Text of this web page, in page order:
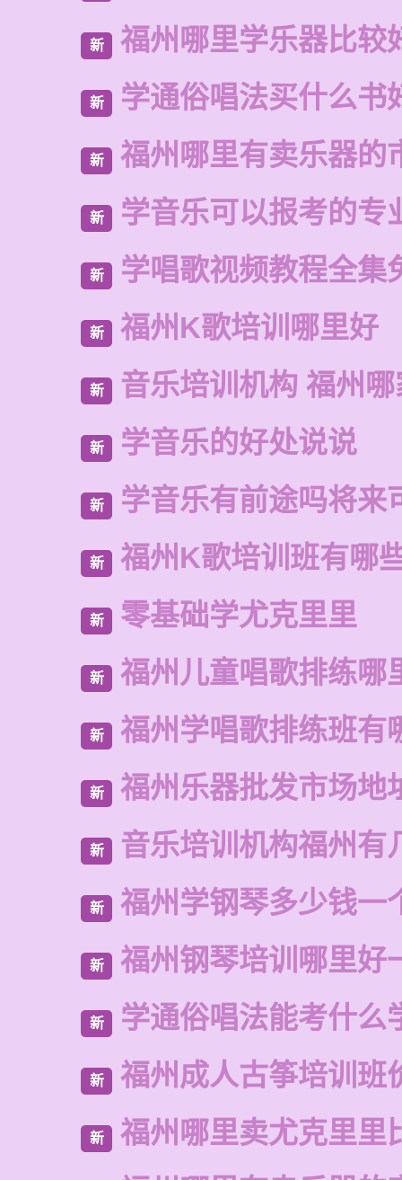
新 福州哪里学乐器比较
新 学通俗唱法买什么书
新 福州哪里有卖乐器的
新 学音乐可以报考的专
新 学唱歌视频教程全集
新 福州K歌培训哪里好
新 音乐培训机构 福州
新 学音乐的好处说说
新 学音乐有前途吗将来
新 福州K歌培训班有哪
新 零基础学尤克里里
新 福州儿童唱歌排练哪
新 福州学唱歌排练班有
新 福州乐器批发市场地
新 音乐培训机构福州有
新 福州学钢琴多少钱一
新 福州钢琴培训哪里好
新 学通俗唱法能考什么
新 福州成人古筝培训班
新
福州哪里卖尤克里里